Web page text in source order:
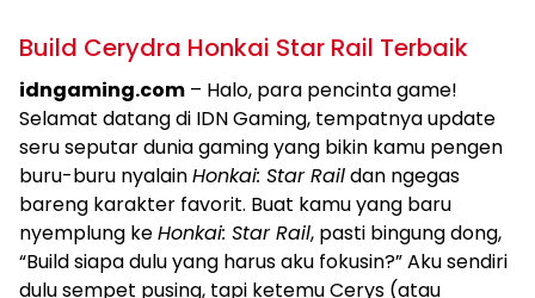
Build Cerydra Honkai Star Rail Terbaik
idngaming.com – Halo, para pencinta game!
Selamat datang di IDN Gaming, tempatnya update
seru seputar dunia gaming yang bikin kamu pengen
buru-buru nyalainHonkai: Star Raildan ngegas
bareng karakter favorit. Buat kamu yang baru
nyemplung keHonkai: Star Rail, pasti bingung dong,
“Build siapa dulu yang harus aku fokusin?” Aku sendiri
dulu sempet pusing, tapi ketemu Cerys (atau